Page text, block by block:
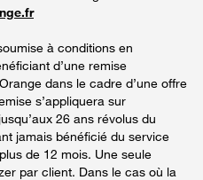
à conditions en
d’une remise
dans le cadre d’une offre
s’appliquera sur
26 ans révolus du
jamais bénéficié du service
de 12 mois. Une seule
par client. Dans le cas où la